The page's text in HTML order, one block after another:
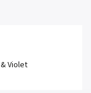
& Violet